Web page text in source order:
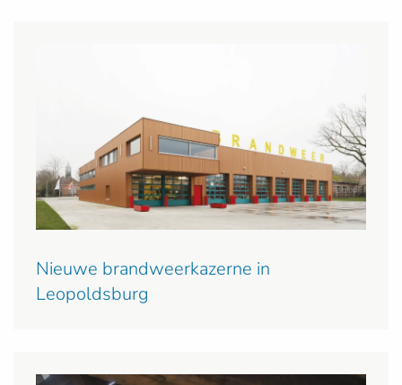
Nieuwe brandweerkazerne in
Leopoldsburg